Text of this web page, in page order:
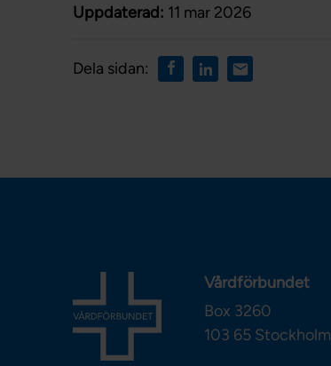
Uppdaterad: 11 mar 2026
Dela sidan:
Vårdförbundet
Box 3260
103 65 Stockholm